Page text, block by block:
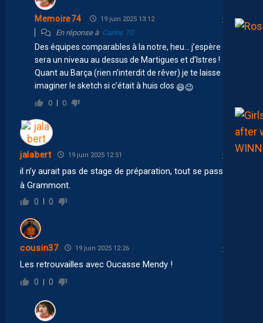
Memoire74 19 juin 2025 13:12
En réponse à Carlos 10
Des équipes comparables à la notre, heu… j’espère qu’on
sera un niveau au dessus de Martigues et d’Istres !
Quant au Barça (rien n’interdit de rêver) je te laisse
imaginer le sketch si c’était à huis clos 😄😉
0 0
jalabert 19 juin 2025 12:51
il n’y aurait pas de stage de préparation, tout se passerait
à Grammont.
0 0
cousin37 19 juin 2025 12:26
Les retrouvailles avec Oucasse Mendy !
0 0